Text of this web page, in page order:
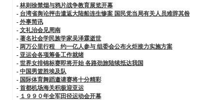
- 林则徐禁烟与鸦片战争教育展览开幕
- 台湾省舆论抨击遣返大陆船连生惨案 国民党当局有关人员难辞其咎
- 外事简讯
- 文礼治会见周南
- 著名社会学民族学家吴泽霖逝世
- 两万公里行程 约一亿人参与 组委会公布火炬接力实施方案
- 亚运会各项筹备工作就绪
- 世界女排锦标赛即将开始 各路劲旅陆续抵达我国
- 中国男篮胜埃及队
- 国际体育舞蹈邀请赛将十分精彩
- 首都机场海关积极迎亚运
- １９９０年全军田径运动会开幕